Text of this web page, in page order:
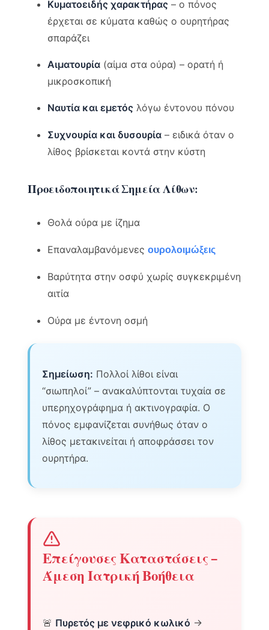
Κυματοειδής χαρακτήρας – ο πόνος
έρχεται σε κύματα καθώς ο ουρητήρας
σπαράζει
Αιματουρία (αίμα στα ούρα) – ορατή ή
μικροσκοπική
Ναυτία και εμετός λόγω έντονου πόνου
Συχνουρία και δυσουρία – ειδικά όταν ο
λίθος βρίσκεται κοντά στην κύστη
Προειδοποιητικά Σημεία Λίθων:
Θολά ούρα με ίζημα
Επαναλαμβανόμενεςουρολοιμώξεις
Βαρύτητα στην οσφύ χωρίς συγκεκριμένη
αιτία
Ούρα με έντονη οσμή
Σημείωση: Πολλοί λίθοι είναι
“σιωπηλοί” – ανακαλύπτονται τυχαία σε
υπερηχογράφημα ή ακτινογραφία. Ο
πόνος εμφανίζεται συνήθως όταν ο
λίθος μετακινείται ή αποφράσσει τον
ουρητήρα.
Επείγουσες Καταστάσεις –
Άμεση Ιατρική Βοήθεια
🚨 Πυρετός με νεφρικό κωλικό →